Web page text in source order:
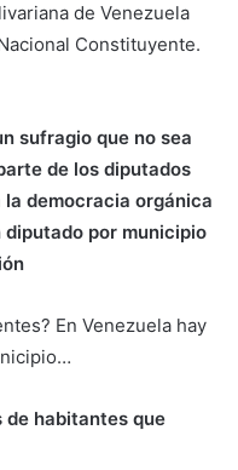
de Venezuela
Constituyente.
sufragio que no sea
de los diputados
democracia orgánica
diputado por municipio
En Venezuela hay
de habitantes que